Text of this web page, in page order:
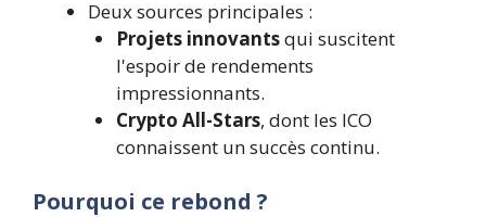
Deux sources principales :
Projets innovantsqui suscitent
l'espoir de rendements
impressionnants.
Crypto All-Stars, dont les ICO
connaissent un succès continu.
Pourquoi ce rebond ?